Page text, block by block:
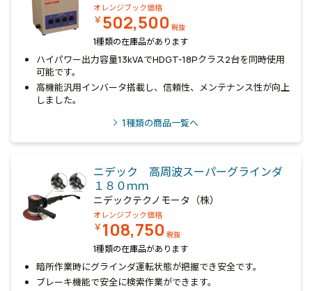
オレンジブック価格
￥502,500 税抜
1種類の在庫品があります
ハイパワー出力容量13kVAでHDGT-18Pクラス2台を同時使用
可能です。
高機能汎用インバータ搭載し、信頼性、メンテナンス性が向上
しました。
1種類の商品一覧へ
ニデック 高周波スーパーグラインダ
１８０ｍｍ
ニデックテクノモータ（株）
オレンジブック価格
￥108,750 税抜
1種類の在庫品があります
暗所作業時にグラインダ運転状態が把握でき安全です。
ブレーキ機能で安全に検索作業ができます。